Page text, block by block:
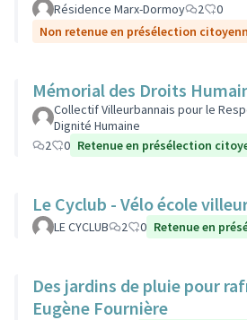
Résidence Marx-Dormoy 2
0
Non retenue en présélection
Mémorial des Droits
Collectif Villeurbannais pour le
Dignité Humaine
2
0 Retenue en présélection
Le Cyclub - Vélo école
LE CYCLUB 2 0 Retenue en
Des jardins de pluie pour
Eugène Fournière